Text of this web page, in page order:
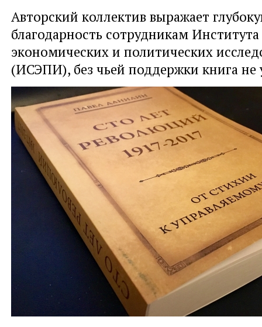
Авторский коллектив выражает
благодарность сотрудникам
экономических и политических
(ИСЭПИ), без чьей поддержки книга не